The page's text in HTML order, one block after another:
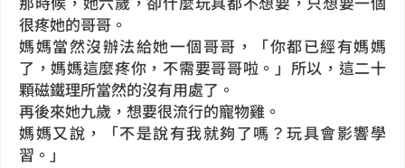
很疼她的哥哥。
媽媽當然沒辦法給她一個哥哥，「你都已經有媽媽
了，媽媽這麼疼你，不需要哥哥啦。」所以，這二十
顆磁鐵理所當然的沒有用處了。
再後來她九歲，想要很流行的寵物雞。
媽媽又說，「不是說有我就夠了嗎？玩具會影響學
習。」